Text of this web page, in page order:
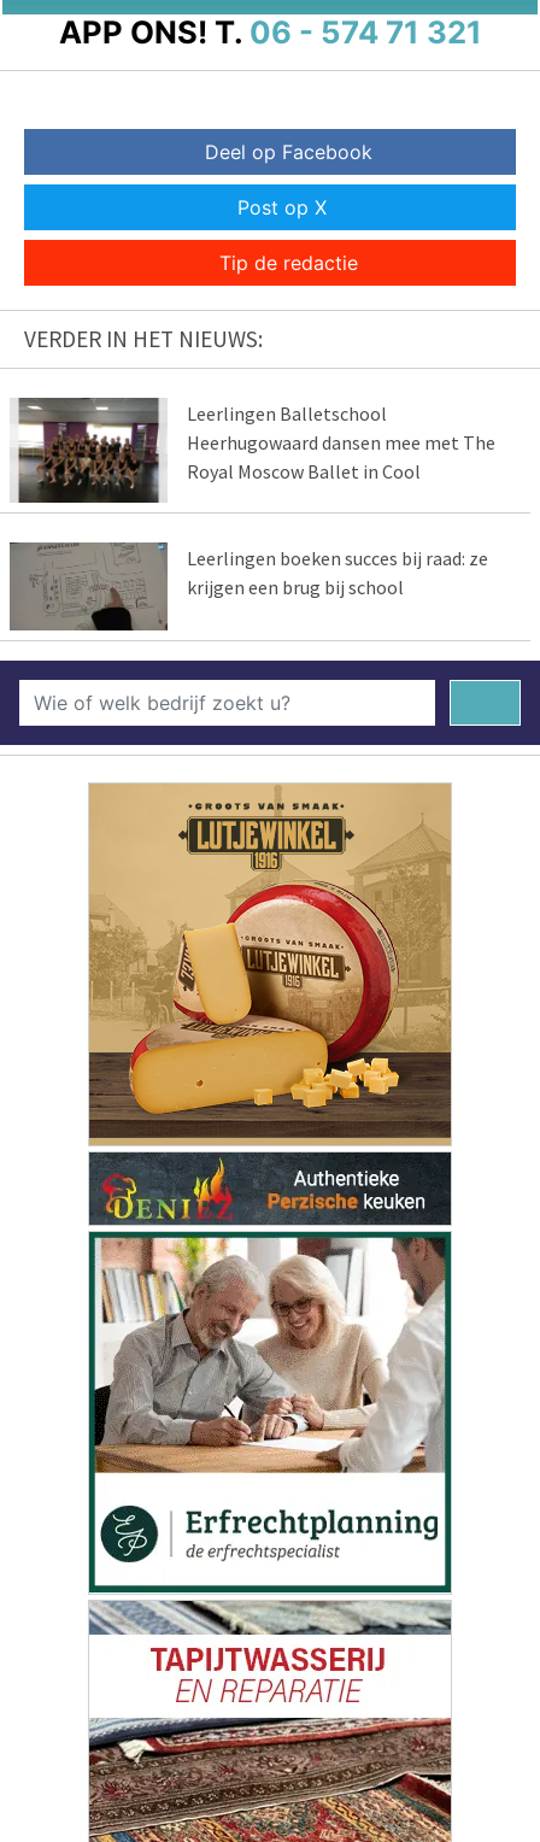
APP ONS! T. 06 - 574 71 321
Deel op Facebook
Post op X
Tip de redactie
VERDER IN HET NIEUWS:
Leerlingen Balletschool
Heerhugowaard dansen mee met The
Royal Moscow Ballet in Cool
Leerlingen boeken succes bij raad: ze
krijgen een brug bij school